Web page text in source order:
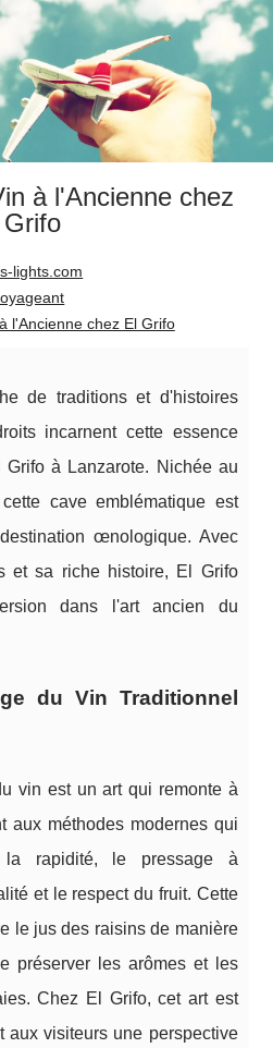
à l'Ancienne chez
Grifo
lights.com
l'Ancienne chez El Grifo
de traditions et d'histoires
incarnent cette essence
à Lanzarote. Nichée au
cave emblématique est
œnologique. Avec
et sa riche histoire, El Grifo
dans l'art ancien du
du Vin Traditionnel
vin est un art qui remonte à
aux méthodes modernes qui
la rapidité, le pressage à
et le respect du fruit. Cette
le jus des raisins de manière
préserver les arômes et les
Chez El Grifo, cet art est
aux visiteurs une perspective